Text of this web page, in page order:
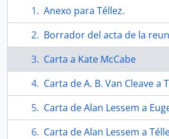
Anexo para Téllez.
Borrador del acta de la reunión del comité
Carta a Kate McCabe
Carta de A. B. Van Cleave a
Carta de Alan Lessem a
Carta de Alan Lessem a